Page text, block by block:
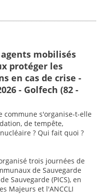
mobilisés
protéger les
en cas de crise -
- Golfech (82 -
commune s'organise-t-elle
de tempête,
? Qui fait quoi ?
trois journées de
de Sauvegarde
Sauvegarde (PICS), en
Majeurs et l'ANCCLI